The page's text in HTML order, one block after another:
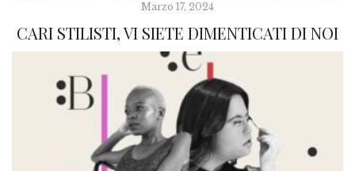
Marzo 17, 2024
CARI STILISTI, VI SIETE DIMENTICATI DI NOI